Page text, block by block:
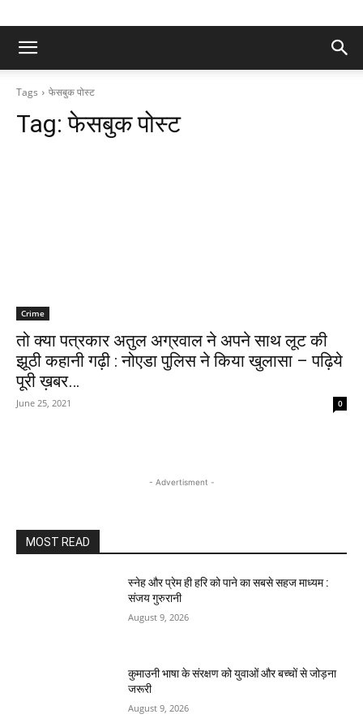
Tags फेसबुक पोस्ट
Tag:फेसबुक पोस्ट
Crime
तो क्या पत्रकार अतुल अग्रवाल ने अपने साथ लूट की
झूठी कहानी गढ़ी : नोएडा पुलिस ने किया खुलासा – पढ़िये
पूरी ख़बर…
June 25, 2021 0
- Advertisment -
MOST READ
स्नेह और प्रेम ही हरि को पाने का सबसे सहज माध्यम :
संजय गुरुरानी
August 9, 2026
कुमाउनी भाषा के संरक्षण को युवाओं और बच्चों से जोड़ना
जरूरी
August 9, 2026